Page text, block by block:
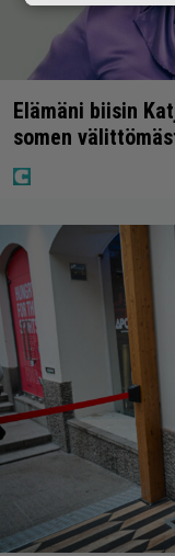
Elämäni biisin
somen